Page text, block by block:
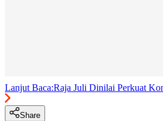
Lanjut Baca:Raja Juli Dinilai Perkuat
Share